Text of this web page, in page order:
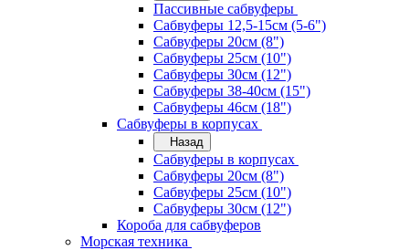
Пассивные сабвуферы
Сабвуферы 12,5-15см (5-6")
Сабвуферы 20см (8")
Сабвуферы 25см (10")
Сабвуферы 30см (12")
Сабвуферы 38-40см (15")
Сабвуферы 46см (18")
Сабвуферы в корпусах
Назад
Сабвуферы в корпусах
Сабвуферы 20см (8")
Сабвуферы 25см (10")
Сабвуферы 30см (12")
Короба для сабвуферов
Морская техника